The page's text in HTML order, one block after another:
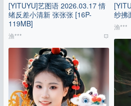
[YITUYU]艺图语 2026.03.17 情
绪反差小清新 张张张 [16P-
119MB]
渔***
纱拂
渔***